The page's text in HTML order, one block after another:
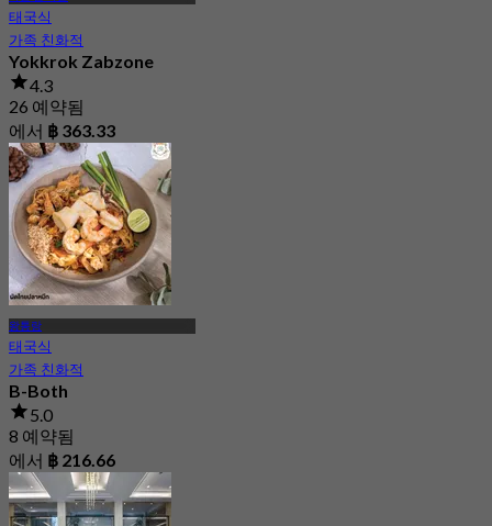
태국식
가족 친화적
Yokkrok Zabzone
4.3
26 예약됨
에서 ฿ 363.33
왕통랑
태국식
가족 친화적
B-Both
5.0
8 예약됨
에서 ฿ 216.66